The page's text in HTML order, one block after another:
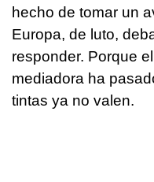
hecho de tomar un
Europa, de luto,
responder. Porque
mediadora ha
tintas ya no valen.